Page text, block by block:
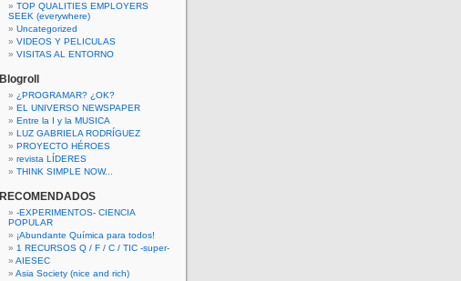
TOP QUALITIES EMPLOYERS
SEEK (everywhere)
Uncategorized
VIDEOS Y PELICULAS
VISITAS AL ENTORNO
Blogroll
¿PROGRAMAR? ¿OK?
EL UNIVERSO NEWSPAPER
Entre la I y la MUSICA
LUZ GABRIELA RODRÍGUEZ
PROYECTO HÉROES
revista LÍDERES
THINK SIMPLE NOW...
RECOMENDADOS
-EXPERIMENTOS- CIENCIA
POPULAR
¡Abundante Química para todos!
1 RECURSOS Q / F / C / TIC -super-
AIESEC
Asia Society (nice and rich)